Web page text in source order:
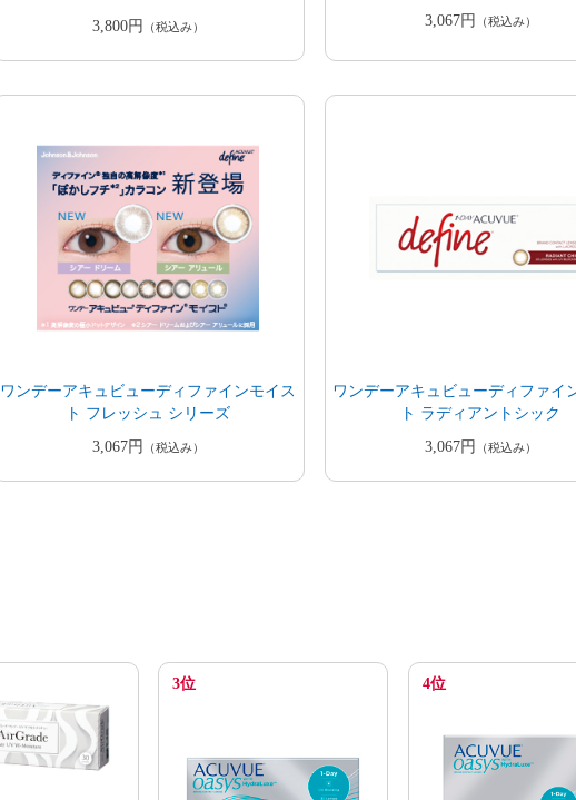
3,800円
（税込み）
3,067円
（税込み）
ワンデーアキュビューディファインモイス
ト フレッシュ シリーズ
3,067円
（税込み）
ワンデーアキュビューディファイ
ト ラディアントシック
3,067円
（税込み）
3位 4位